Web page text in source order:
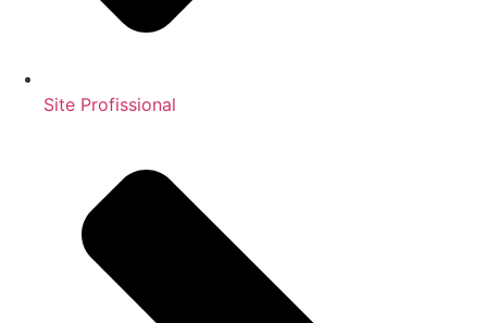
Site Profissional